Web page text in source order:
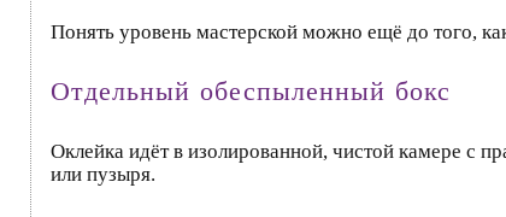
Понять уровень мастерской можно ещё до того,
Отдельный обеспыленный бокс
Оклейка идёт в изолированной, чистой камере с
или пузыря.